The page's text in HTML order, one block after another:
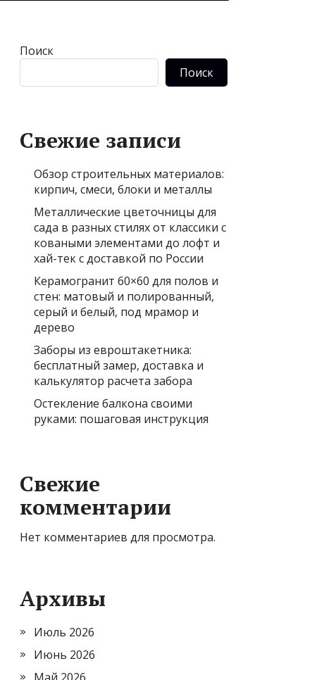
Поиск
Поиск
Свежие записи
Обзор строительных материалов:
кирпич, смеси, блоки и металлы
Металлические цветочницы для
сада в разных стилях от классики с
коваными элементами до лофт и
хай-тек с доставкой по России
Керамогранит 60×60 для полов и
стен: матовый и полированный,
серый и белый, под мрамор и
дерево
Заборы из евроштакетника:
бесплатный замер, доставка и
калькулятор расчета забора
Остекление балкона своими
руками: пошаговая инструкция
Свежие
комментарии
Нет комментариев для просмотра.
Архивы
Июль 2026
Июнь 2026
Май 2026